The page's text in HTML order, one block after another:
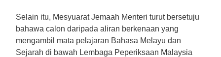
Selain itu, Mesyuarat Jemaah Menteri turut bersetuju
bahawa calon daripada aliran berkenaan yang
mengambil mata pelajaran Bahasa Melayu dan
Sejarah di bawah Lembaga Peperiksaan Malaysia